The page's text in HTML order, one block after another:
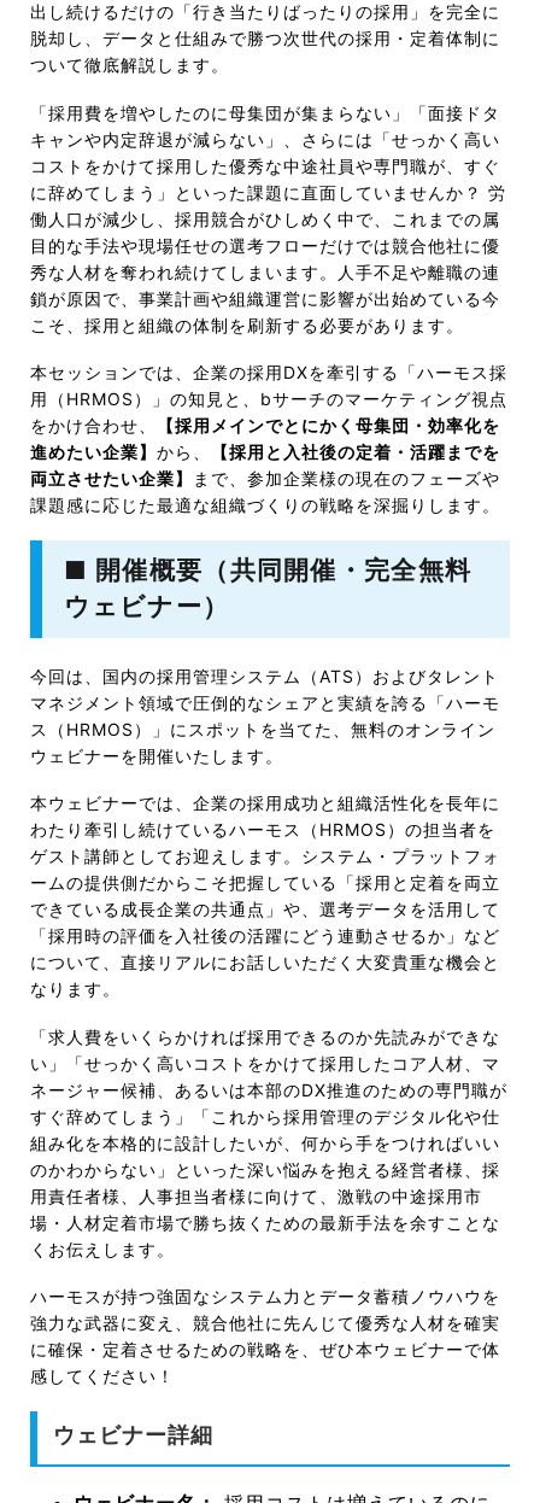
出し続けるだけの「行き当たりばったりの採用」を完全に
脱却し、データと仕組みで勝つ次世代の採用・定着体制に
ついて徹底解説します。
「採用費を増やしたのに母集団が集まらない」「面接ドタ
キャンや内定辞退が減らない」、さらには「せっかく高い
コストをかけて採用した優秀な中途社員や専門職が、すぐ
に辞めてしまう」といった課題に直面していませんか？ 労
働人口が減少し、採用競合がひしめく中で、これまでの属
目的な手法や現場任せの選考フローだけでは競合他社に優
秀な人材を奪われ続けてしまいます。人手不足や離職の連
鎖が原因で、事業計画や組織運営に影響が出始めている今
こそ、採用と組織の体制を刷新する必要があります。
本セッションでは、企業の採用DXを牽引する「ハーモス採
用（HRMOS）」の知見と、bサーチのマーケティング視点
をかけ合わせ、
【採用メインでとにかく母集団・効率化を
進めたい企業】から、
【採用と入社後の定着・活躍までを
両立させたい企業】
まで、参加企業様の現在のフェーズや
課題感に応じた最適な組織づくりの戦略を深掘りします。
■ 開催概要（共同開催・完全無料
ウェビナー）
今回は、国内の採用管理システム（ATS）およびタレント
マネジメント領域で圧倒的なシェアと実績を誇る「ハーモ
ス（HRMOS）」にスポットを当てた、無料のオンライン
ウェビナーを開催いたします。
本ウェビナーでは、企業の採用成功と組織活性化を長年に
わたり牽引し続けているハーモス（HRMOS）の担当者を
ゲスト講師としてお迎えします。システム・プラットフォ
ームの提供側だからこそ把握している「採用と定着を両立
できている成長企業の共通点」や、選考データを活用して
「採用時の評価を入社後の活躍にどう連動させるか」など
について、直接リアルにお話しいただく大変貴重な機会と
なります。
「求人費をいくらかければ採用できるのか先読みができな
い」「せっかく高いコストをかけて採用したコア人材、マ
ネージャー候補、あるいは本部のDX推進のための専門職が
すぐ辞めてしまう」「これから採用管理のデジタル化や仕
組み化を本格的に設計したいが、何から手をつければいい
のかわからない」といった深い悩みを抱える経営者様、採
用責任者様、人事担当者様に向けて、激戦の中途採用市
場・人材定着市場で勝ち抜くための最新手法を余すことな
くお伝えします。
ハーモスが持つ強固なシステム力とデータ蓄積ノウハウを
強力な武器に変え、競合他社に先んじて優秀な人材を確実
に確保・定着させるための戦略を、ぜひ本ウェビナーで体
感してください！
ウェビナー詳細